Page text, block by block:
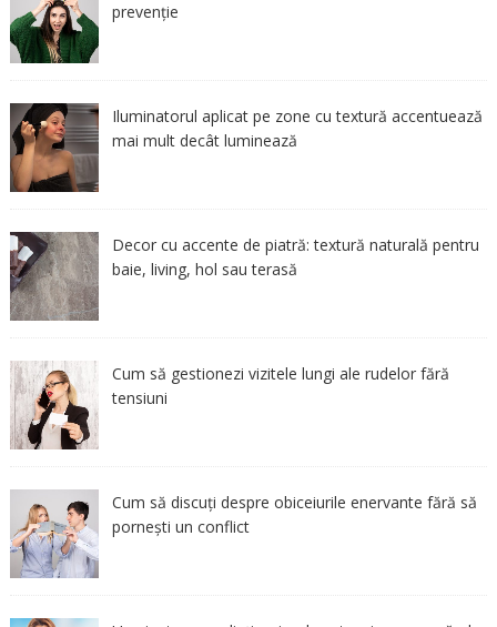
prevenție
Iluminatorul aplicat pe zone cu textură accentuează
mai mult decât luminează
Decor cu accente de piatră: textură naturală pentru
baie, living, hol sau terasă
Cum să gestionezi vizitele lungi ale rudelor fără
tensiuni
Cum să discuți despre obiceiurile enervante fără să
pornești un conflict